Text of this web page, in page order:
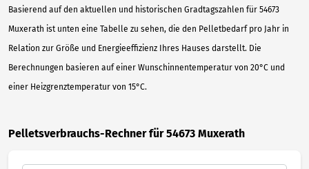
Basierend auf den aktuellen und historischen Gradtagszahlen für 54673
Muxerath ist unten eine Tabelle zu sehen, die den Pelletbedarf pro Jahr in
Relation zur Größe und Energieeffizienz Ihres Hauses darstellt. Die
Berechnungen basieren auf einer Wunschinnentemperatur von 20°C und
einer Heizgrenztemperatur von 15°C.
Pelletsverbrauchs-Rechner für 54673 Muxerath